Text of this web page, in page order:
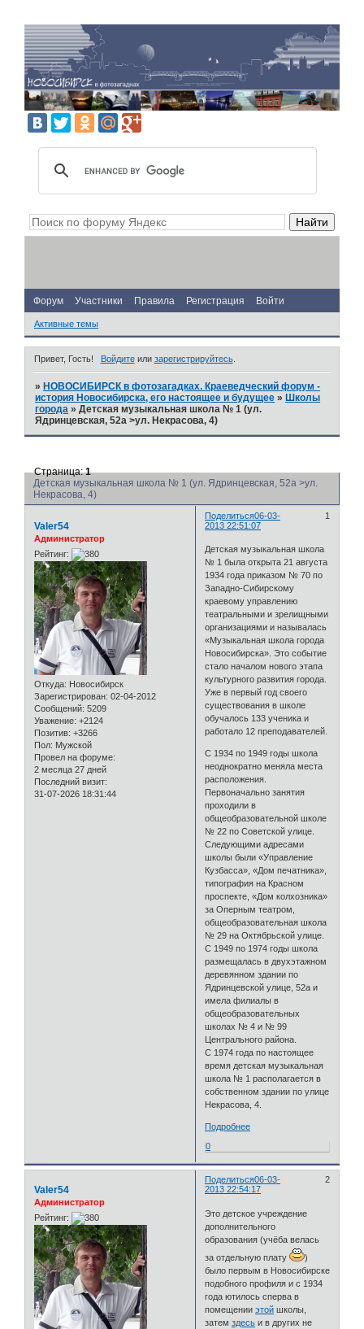
Форум Участники Правила Регистрация Войти
Активные темы
Привет, Гость! Войдитеили зарегистрируйтесь.
» НОВОСИБИРСК в фотозагадках. Краеведческий форум -
история Новосибирска, его настоящее и будущее » Школы
города »Детская музыкальная школа № 1 (ул.
Ядринцевская, 52а >ул. Некрасова, 4)
Детская музыкальная школа № 1 (ул. Ядринцевская, 52а >ул.
Некрасова, 4)
Страница:1
Поделиться 1
06-03-
2013 22:51:07
Valer54
Администратор
Рейтинг:
Откуда: Новосибирск
Зарегистрирован: 02-04-2012
Сообщений: 5209
Уважение: +2124
Позитив: +3266
Пол: Мужской
Провел на форуме:
2 месяца 27 дней
Последний визит:
31-07-2026 18:31:44
Детская музыкальная школа
№ 1 была открыта 21 августа
1934 года приказом № 70 по
Западно-Сибирскому
краевому управлению
театральными и зрелищными
организациями и называлась
«Музыкальная школа города
Новосибирска». Это событие
стало началом нового этапа
культурного развития города.
Уже в первый год своего
существования в школе
обучалось 133 ученика и
работало 12 преподавателей.
С 1934 по 1949 годы школа
неоднократно меняла места
расположения.
Первоначально занятия
проходили в
общеобразовательной школе
№ 22 по Советской улице.
Следующими адресами
школы были «Управление
Кузбасса», «Дом печатника»,
типография на Красном
проспекте, «Дом колхозника»
за Оперным театром,
общеобразовательная школа
№ 29 на Октябрьской улице.
С 1949 по 1974 годы школа
размещалась в двухэтажном
деревянном здании по
Ядринцевской улице, 52а и
имела филиалы в
общеобразовательных
школах № 4 и № 99
Центрального района.
С 1974 года по настоящее
время детская музыкальная
школа № 1 располагается в
собственном здании по улице
Некрасова, 4.
Подробнее
0
Поделиться 2
06-03-
2013 22:54:17
Valer54
Администратор
Рейтинг:
Это детское учреждение
дополнительного
образования (учёба велась
за отдельную плату
)
было первым в Новосибирске
подобного профиля и с 1934
года ютилось сперва в
помещенииэтой школы,
затемздесь и в других не